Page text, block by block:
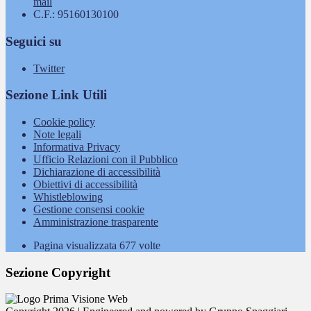
C.F.: 95160130100
Seguici su
Twitter
Sezione Link Utili
Cookie policy
Note legali
Informativa Privacy
Ufficio Relazioni con il Pubblico
Dichiarazione di accessibilità
Obiettivi di accessibilità
Whistleblowing
Gestione consensi cookie
Amministrazione trasparente
Pagina visualizzata 677 volte
Sezione Copyright